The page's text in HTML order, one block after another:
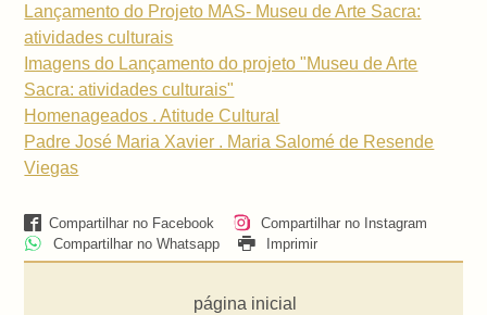
Lançamento do Projeto MAS- Museu de Arte Sacra:
atividades culturais
Imagens do Lançamento do projeto "Museu de Arte
Sacra: atividades culturais"
Homenageados . Atitude Cultural
Padre José Maria Xavier . Maria Salomé de Resende
Viegas
Compartilhar no Facebook
Compartilhar no Instagram
Compartilhar no Whatsapp
Imprimir
página inicial